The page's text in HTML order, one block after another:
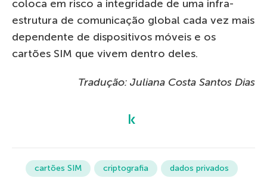
coloca em risco a integridade de uma infra-
estrutura de comunicação global cada vez mais
dependente de dispositivos móveis e os
cartões SIM que vivem dentro deles.
Tradução: Juliana Costa Santos Dias
cartões SIM criptografia
dados privados